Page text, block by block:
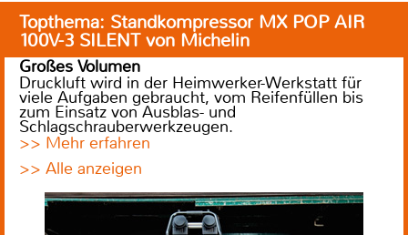
Topthema: Standkompressor MX POP AIR
100V-3 SILENT von Michelin
Großes Volumen
Druckluft wird in der Heimwerker-Werkstatt für
viele Aufgaben gebraucht, vom Reifenfüllen bis
zum Einsatz von Ausblas- und
Schlagschrauberwerkzeugen.
>> Mehr erfahren
>> Alle anzeigen